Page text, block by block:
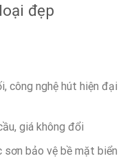
đẹp
công nghệ hút hiện đại
giá không đổi
sơn bảo vệ bề mặt biển